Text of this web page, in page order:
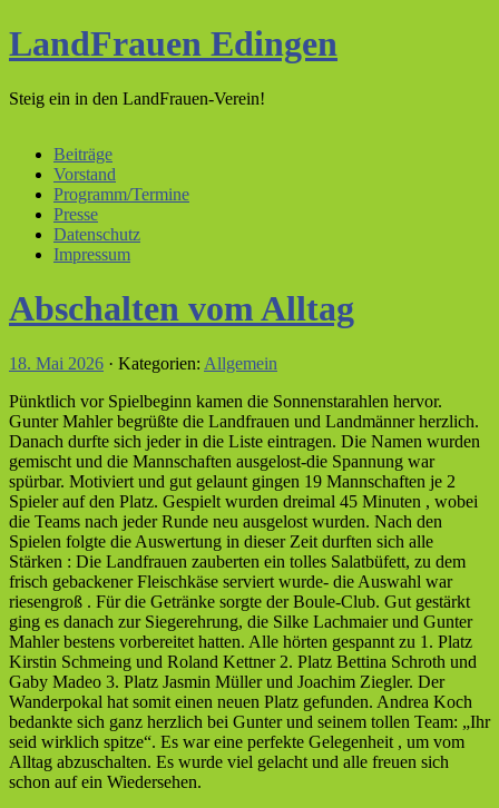
LandFrauen Edingen
Steig ein in den LandFrauen-Verein!
Beiträge
Vorstand
Programm/Termine
Presse
Datenschutz
Impressum
Abschalten vom Alltag
18. Mai 2026 · Kategorien: Allgemein
Pünktlich vor Spielbeginn kamen die Sonnenstarahlen hervor.
Gunter Mahler begrüßte die Landfrauen und Landmänner herzlich.
Danach durfte sich jeder in die Liste eintragen. Die Namen wurden
gemischt und die Mannschaften ausgelost-die Spannung war
spürbar. Motiviert und gut gelaunt gingen 19 Mannschaften je 2
Spieler auf den Platz. Gespielt wurden dreimal 45 Minuten , wobei
die Teams nach jeder Runde neu ausgelost wurden. Nach den
Spielen folgte die Auswertung in dieser Zeit durften sich alle
Stärken : Die Landfrauen zauberten ein tolles Salatbüfett, zu dem
frisch gebackener Fleischkäse serviert wurde- die Auswahl war
riesengroß . Für die Getränke sorgte der Boule-Club. Gut gestärkt
ging es danach zur Siegerehrung, die Silke Lachmaier und Gunter
Mahler bestens vorbereitet hatten. Alle hörten gespannt zu 1. Platz
Kirstin Schmeing und Roland Kettner 2. Platz Bettina Schroth und
Gaby Madeo 3. Platz Jasmin Müller und Joachim Ziegler. Der
Wanderpokal hat somit einen neuen Platz gefunden. Andrea Koch
bedankte sich ganz herzlich bei Gunter und seinem tollen Team: „Ihr
seid wirklich spitze“. Es war eine perfekte Gelegenheit , um vom
Alltag abzuschalten. Es wurde viel gelacht und alle freuen sich
schon auf ein Wiedersehen.